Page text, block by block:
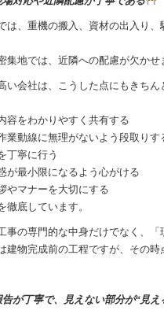
は、重機の搬入、資材の出入り
集地では、近隣への配慮が欠かせ
い会社は、こうした点にもきちん
容をわかりやすく共有する
業動線に無理がないよう段取りす
丁寧に行う
が最小限になるよう心がける
やマナーを大切にする
徹底しています。
事の専門的な中身だけでなく、
建物完成前の工程ですが、その
が丁寧で、見えない部分が“見え